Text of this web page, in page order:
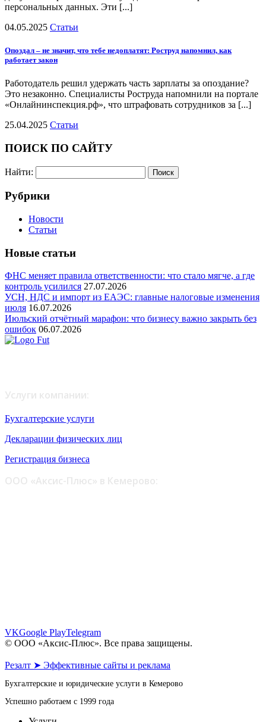
персональных данных. Эти [...]
04.05.2025 Статьи
Опоздал – не значит, что тебе недоплатят: Роструд напомнил, как
работает закон
Работодатель решил удержать часть зарплаты за опоздание?
Это незаконно. Специалисты Роструда напомнили на портале
«Онлайнинспекция.рф», что штрафовать сотрудников за [...]
25.04.2025 Статьи
ПОИСК ПО САЙТУ
Найти:
Рубрики
Новости
Статьи
Новые статьи
ФНС меняет правила ответственности: что стало мягче, а где
контроль усилился 27.07.2026
УСН, НДС и импорт из ЕАЭС: главные налоговые изменения
июля 16.07.2026
Июльский отчётный марафон: что бизнесу важно закрыть без
ошибок 06.07.2026
Бухгалтерские услуги
Декларации физических лиц
Регистрация бизнеса
VKGoogle PlayTelegram
© ООО «Аксис-Плюс». Все права защищены.
Резалт ➤ Эффективные сайты и реклама
Бухгалтерские и юридические услуги в Кемерово
Успешно работаем с 1999 года